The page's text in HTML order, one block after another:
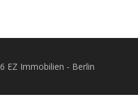
EZ Immobilien - Berlin